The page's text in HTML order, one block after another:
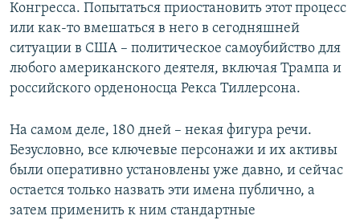
Конгресса. Попытаться приостановить этот процесс
или как-то вмешаться в него в сегодняшней
ситуации в США – политическое самоубийство для
любого американского деятеля, включая Трампа и
российского орденоносца Рекса Тиллерсона.
На самом деле, 180 дней – некая фигура речи.
Безусловно, все ключевые персонажи и их активы
были оперативно установлены уже давно, и сейчас
остается только назвать эти имена публично, а
затем применить к ним стандартные